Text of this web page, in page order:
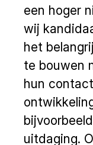
een hoger
wij
het
te bouwen
hun
uitdaging.